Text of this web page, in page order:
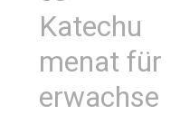
Katechu
menat für
erwachse